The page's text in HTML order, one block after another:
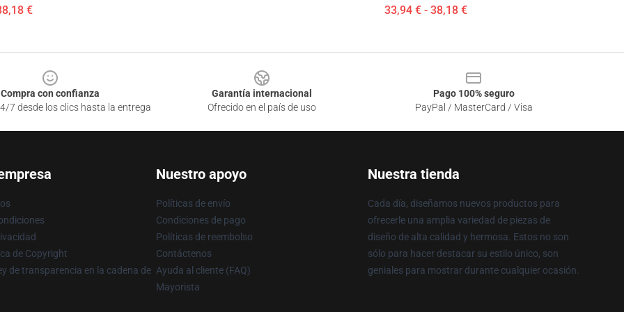
€ 33,94 € - 38,18 €
Compra con confianza
7 desde los clics hasta la entrega
Garantía internacional
Ofrecido en el país de uso
Pago 100% seguro
PayPal / MasterCard / Visa
de Copyright
de transparencia en la cadena de
Nuestro apoyo
Políticas de envío
Condiciones de pago
Políticas de reembolso
Contáctenos
Ayuda al cliente (FAQ)
Mayorista
Nuestra tienda
Cada día, diseñamos nuevos productos para
ofrecerle una amplia variedad de piezas de
diseño de alta calidad y hermosa. Estos no son
sólo para hacer destacar su estilo único, son
geniales para mostrar durante cualquier ocasión.